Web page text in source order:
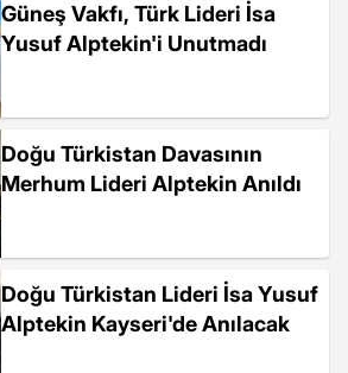
Güneş Vakfı, Türk Lideri İsa
Yusuf Alptekin'i Unutmadı
Doğu Türkistan Davasının
Merhum Lideri Alptekin Anıldı
Doğu Türkistan Lideri İsa Yusuf
Alptekin Kayseri'de Anılacak